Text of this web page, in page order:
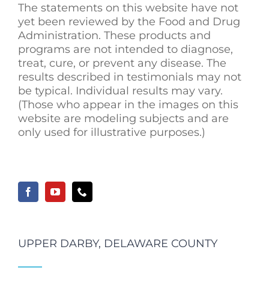
The statements on this website have not
yet been reviewed by the Food and Drug
Administration. These products and
programs are not intended to diagnose,
treat, cure, or prevent any disease. The
results described in testimonials may not
be typical. Individual results may vary.
(Those who appear in the images on this
website are modeling subjects and are
only used for illustrative purposes.)
UPPER DARBY, DELAWARE COUNTY